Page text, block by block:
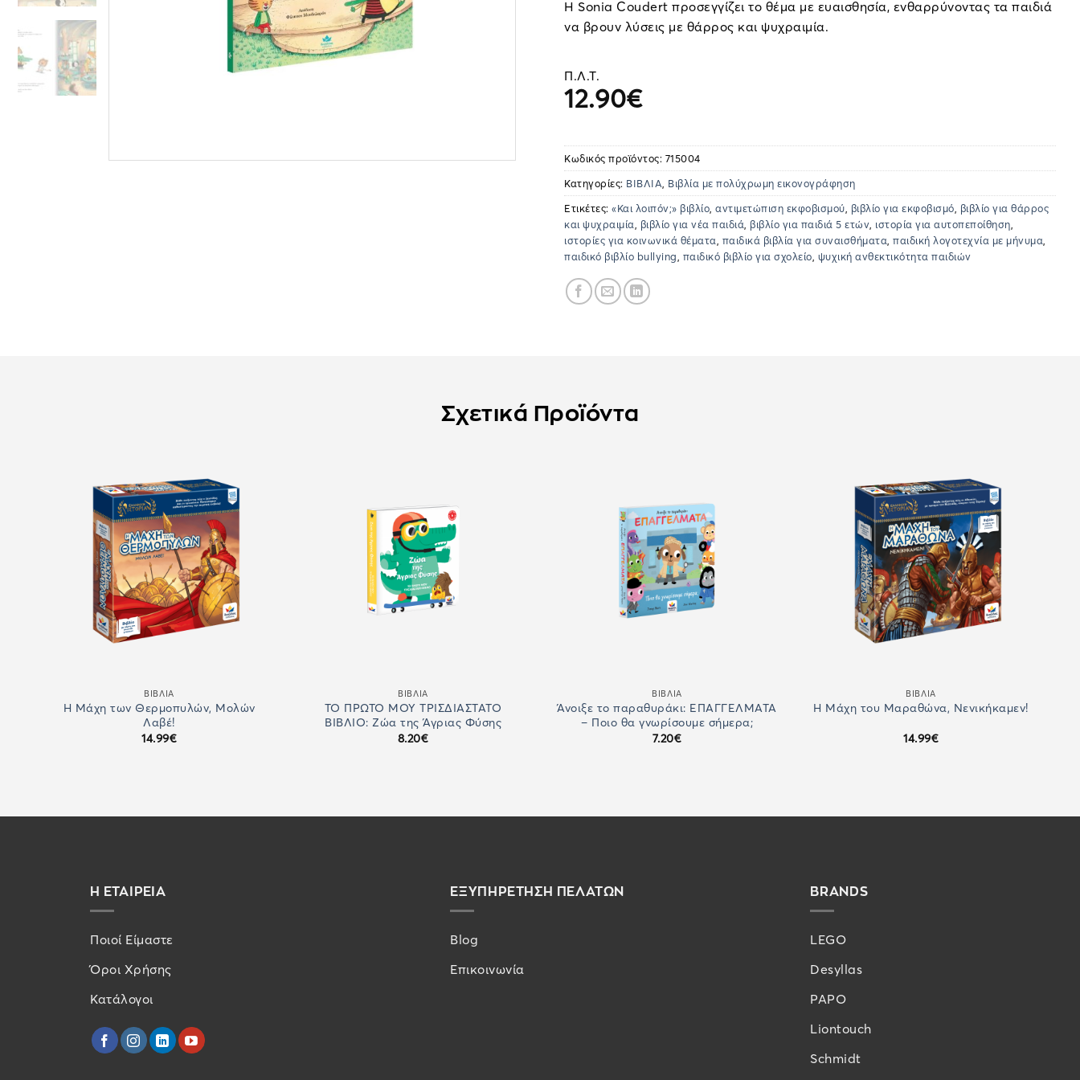
Η Sonia Coudert προσεγγίζει το θέμα με ευαισθησία, ενθαρρύνοντας τα παιδιά
να βρουν λύσεις με θάρρος και ψυχραιμία.
Π.Λ.Τ.
12.90€
Κωδικός προϊόντος: 715004
Κατηγορίες: ΒΙΒΛΙΑ Βιβλία με πολύχρωμη εικονογράφηση
Ετικέτες: «Και λοιπόν;» βιβλίο αντιμετώπιση εκφοβισμού βιβλίο για εκφοβισμό βιβλίο για θάρρος
και ψυχραιμία
βιβλίο για νέα παιδιά βιβλίο για παιδιά 5 ετών ιστορία για αυτοπεποίθηση
ιστορίες για κοινωνικά θέματα παιδικά βιβλία για συναισθήματα παιδική λογοτεχνία με μήνυμα
παιδικό βιβλίο bullying παιδικό βιβλίο για σχολείο ψυχική ανθεκτικότητα παιδιών
Σχετικά Προϊόντα
ΒΙΒΛΙΑ
Η Μάχη των Θερμοπυλών, Μολών
Λαβέ!
14.99€
ΒΙΒΛΙΑ
ΤΟ ΠΡΩΤΟ ΜΟΥ ΤΡΙΣΔΙΑΣΤΑΤΟ
ΒΙΒΛΙΟ: Ζώα της Άγριας Φύσης
8.20€
ΒΙΒΛΙΑ
Άνοιξε το παραθυράκι: ΕΠΑΓΓΕΛΜΑΤΑ
– Ποιο θα γνωρίσουμε σήμερα;
7.20€
ΒΙΒΛΙΑ
Η Μάχη του Μαραθώνα, Νενικήκαμεν!
14.99€
Η ΕΤΑΙΡΕΙΑ
Ποιοί Είμαστε
Όροι Χρήσης
Κατάλογοι
ΕΞΥΠΗΡΕΤΗΣΗ ΠΕΛΑΤΩΝ
Blog
Επικοινωνία
BRANDS
LEGO
Desyllas
PAPO
Liontouch
Schmidt